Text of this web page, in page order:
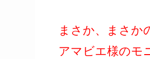
まさか、まさか
アマビエ様のモ